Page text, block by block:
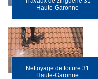
Haute-Garonne
Nettoyage de toiture 31
Haute-Garonne